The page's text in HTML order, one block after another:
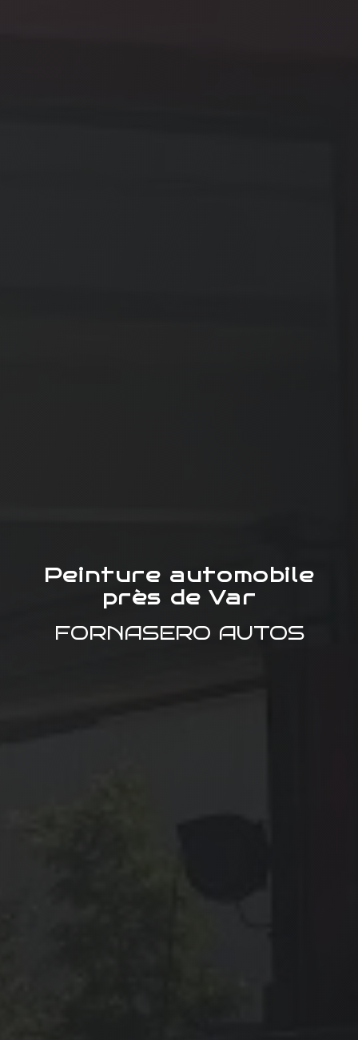
Peinture automobile
près de Var
FORNASERO AUTOS